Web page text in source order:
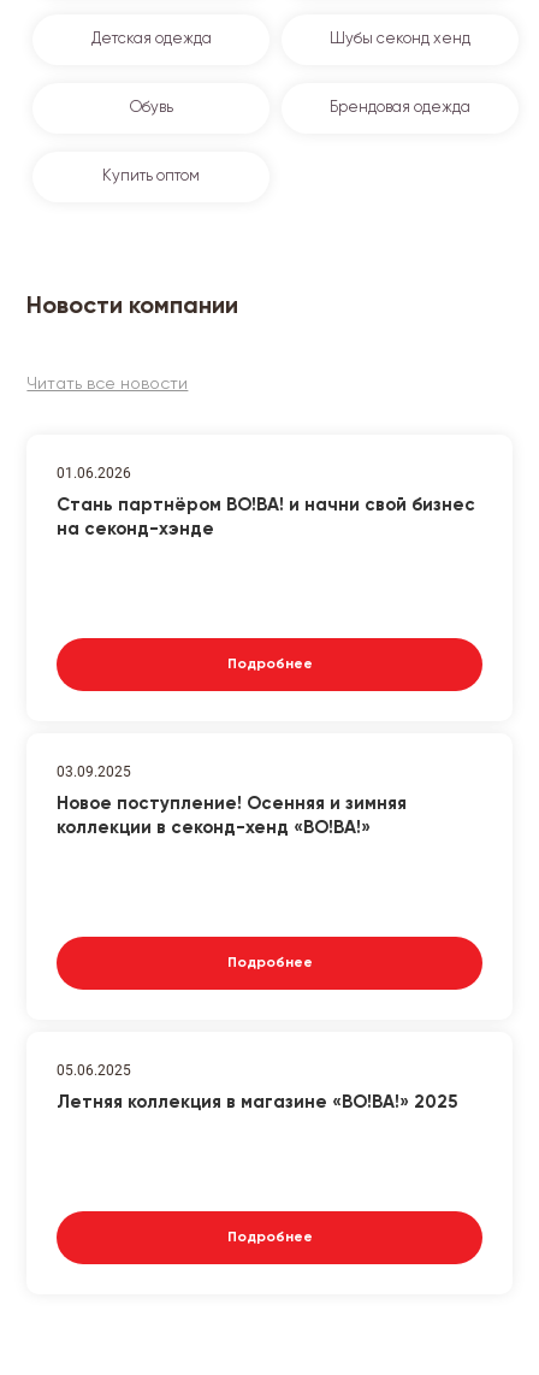
Детская одежда Шубы секонд хенд
Обувь Брендовая одежда
Купить оптом
Новости компании
Читать все новости
01.06.2026
Стань партнёром ВО!ВА! и начни свой бизнес
на секонд-хэнде
Подробнее
03.09.2025
Новое поступление! Осенняя и зимняя
коллекции в секонд-хенд «ВО!ВА!»
Подробнее
05.06.2025
Летняя коллекция в магазине «ВО!ВА!» 2025
Подробнее